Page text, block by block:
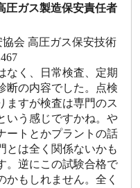
圧ガス製造保安責任者
会 高圧ガス保安技術
なく、日常検査、定期
断の内容でした。点検
ますが検査は専門のス
いう感じですかね。や
ートとかプラントの話
とは全く関係ないかも
。逆にこの試験合格で
かもしれません。全く